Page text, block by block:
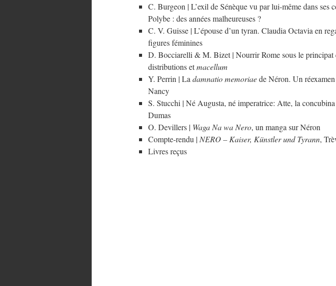
C. Burgeon | L’exil de Sénèque vu par lui-même dans ses
Polybe : des années malheureuses ?
C. V. Guisse | L’épouse d’un tyran. Claudia Octavia en
figures féminines
D. Bocciarelli & M. Bizet | Nourrir Rome sous le principat
distributions etmacellum
Y. Perrin | La damnatiomemoriaede Néron. Un
Nancy
S. Stucchi | Né Augusta, né imperatrice: Atte, la
Dumas
O. Devillers | Waga Na wa Nero, un manga sur Néron
Compte-rendu | NERO – Kaiser, Künstler und Tyrann,
Livres reçus